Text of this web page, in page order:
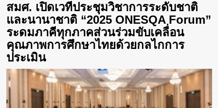
สมศ. เปิดเวทีประชุมวิชาการระดับชาติ
และนานาชาติ “2025 ONESQA Forum”
ระดมภาคีทุกภาคส่วนร่วมขับเคลื่อน
คุณภาพการศึกษาไทยด้วยกลไกการ
ประเมิน